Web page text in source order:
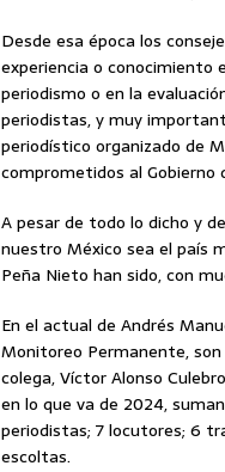
Desde esa época los
experiencia o conocimiento
periodismo o en la
periodistas, y muy
periodístico organizado de
comprometidos al Gobierno
A pesar de todo lo dicho y
nuestro México sea el país
Peña Nieto han sido, con
En el actual de Andrés
Monitoreo Permanente,
colega, Víctor Alonso
en lo que va de 2024,
periodistas; 7 locutores; 6
escoltas.